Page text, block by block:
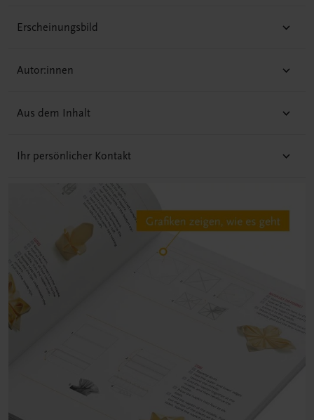
Erscheinungsbild
Autor:innen
Aus dem Inhalt
Ihr persönlicher Kontakt